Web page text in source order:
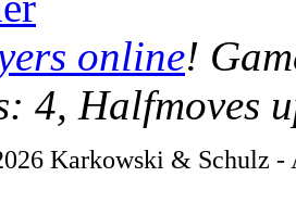
online!
4, Halfmoves
Karkowski & Schulz